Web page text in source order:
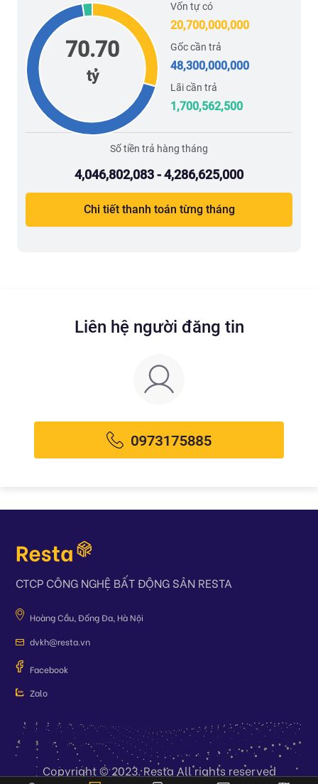
70.70
tỷ
Vốn tự có
20,700,000,000
Gốc cần trả
48,300,000,000
Lãi cần trả
1,700,562,500
Số tiền trả hàng tháng
4,046,802,083 - 4,286,625,000
Chi tiết thanh toán từng tháng
Liên hệ người đăng tin
CTCP CÔNG NGHỆ BẤT ĐỘNG SẢN RESTA
Hoàng Cầu, Đống Đa, Hà Nội
dvkh@resta.vn
Facebook
Zalo
Copyright © 2023. Resta All rights reserved